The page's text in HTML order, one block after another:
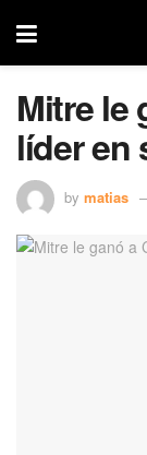
Mitre le
líder en
by matias